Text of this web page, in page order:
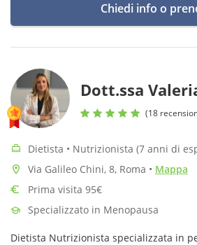
Chiedi info o
Dott.ssa
(18
Dietista • Nutrizionista (7 anni di
Via Galileo Chini, 8, Roma • Mappa
Prima visita 95€
Specializzato in Menopausa
Dietista Nutrizionista specializzata in